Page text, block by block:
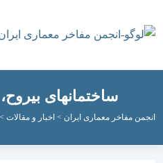
ساختمان‏های بیروح،
مفاخر معماری ایران > اخبار و مقالات>اخبار